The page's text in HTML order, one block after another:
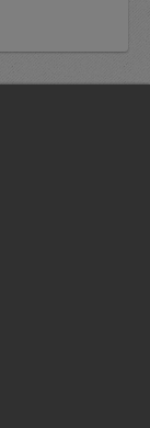
でした。
でいただ